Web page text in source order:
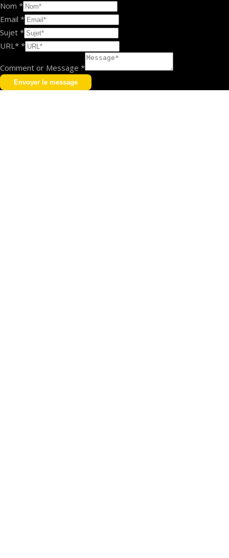
Nom *
Email *
Sujet *
URL* *
Comment or Message *
Envoyer le message